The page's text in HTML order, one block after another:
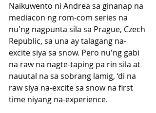
Naikuwento ni Andrea sa ginanap na
mediacon ng rom-com series na
nu'ng nagpunta sila sa Prague, Czech
Republic, sa una ay talagang na-
excite siya sa snow. Pero nu'ng gabi
na raw na nagte-taping pa rin sila at
nauutal na sa sobrang lamig, ‘di na
raw siya na-excite sa snow na first
time niyang na-experience.